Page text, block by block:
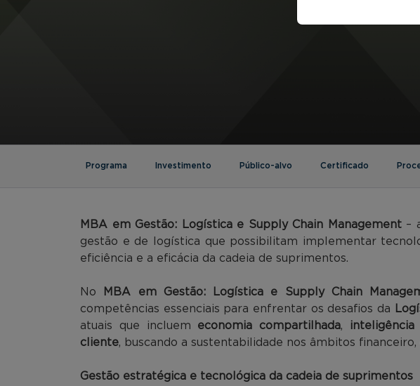
Programa Investimento Público-alvo Certificado
MBA em Gestão: Logística e Supply Chain Management–
gestão e de logística que possibilitam implementar
eficiência e a eficácia da cadeia de suprimentos.
No MBA em Gestão: Logística e Supply Chain
competências essenciais para enfrentar os desafios da
atuais que incluem economia compartilhada, inteligência
cliente, buscando a sustentabilidade nos âmbitos
Gestão estratégica e tecnológica da cadeia de suprimentos